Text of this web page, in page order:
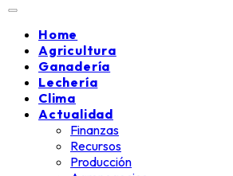
Home
Agricultura
Ganadería
Lechería
Clima
Actualidad
Finanzas
Recursos
Producción